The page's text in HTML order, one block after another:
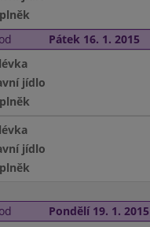
Pátek 16. 1. 2015
jídlo
jídlo
Pondělí 19. 1. 2015